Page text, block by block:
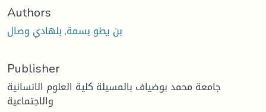
Authors
بن يطو بسمة, بلهادي وصال
Publisher
جامعة محمد بوضياف بالمسيلة كلية العلوم الانسانية
والاجتماعية